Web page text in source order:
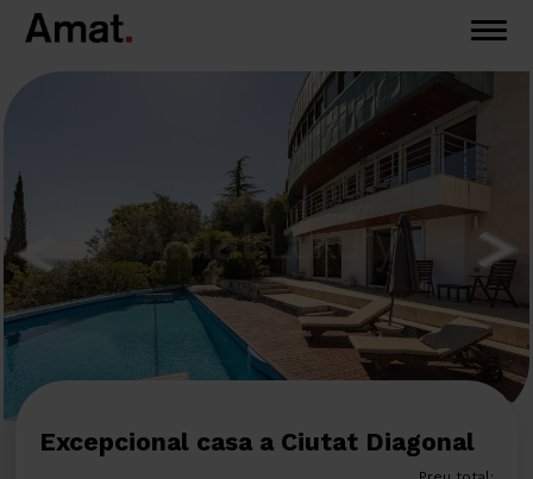
Excepcional casa a Ciutat Diagonal